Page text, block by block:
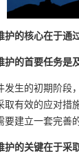
护的核心在于通
护的首要任务是
发生的初期阶段
取有效的应对措
要建立一套完善
护的关键在于采